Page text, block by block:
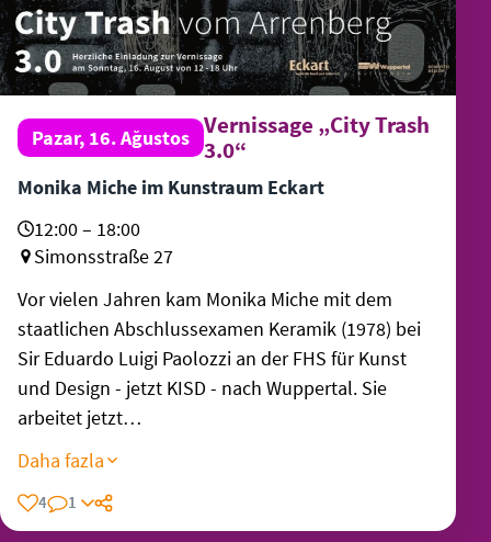
Pazar, 16. Ağustos Vernissage „City Trash
3.0“
Monika Miche im Kunstraum Eckart
12:00 – 18:00
Simonsstraße 27
Vor vielen Jahren kam Monika Miche mit dem
staatlichen Abschlussexamen Keramik (1978) bei
Sir Eduardo Luigi Paolozzi an der FHS für Kunst
und Design - jetzt KISD - nach Wuppertal. Sie
arbeitet jetzt…
Daha fazla
4 1